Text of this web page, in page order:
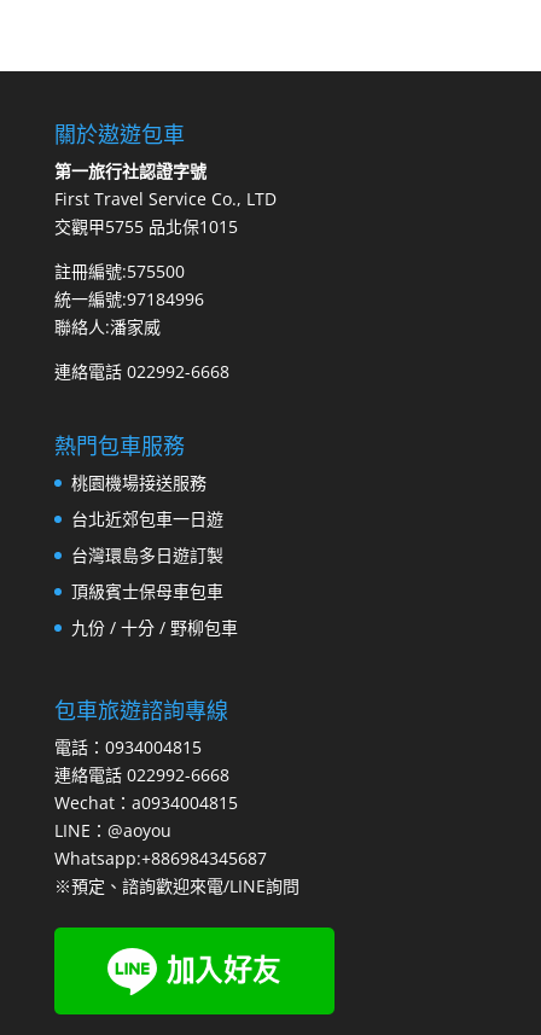
關於遨遊包車
第一旅行社認證字號
First Travel Service Co., LTD
交觀甲5755 品北保1015
註冊編號:575500
統一編號:97184996
聯絡人:潘家威
連絡電話 022992-6668
熱門包車服務
桃園機場接送服務
台北近郊包車一日遊
台灣環島多日遊訂製
頂級賓士保母車包車
九份 / 十分 / 野柳包車
包車旅遊諮詢專線
電話：0934004815
連絡電話 022992-6668
Wechat：a0934004815
LINE：@aoyou
Whatsapp:+886984345687
※預定、諮詢歡迎來電/LINE詢問